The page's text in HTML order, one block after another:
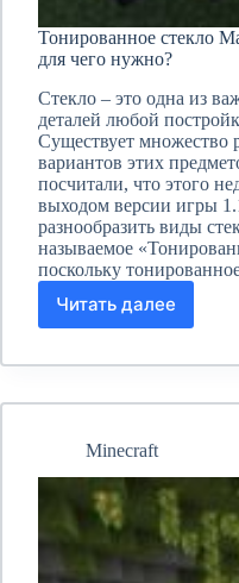
Тонированное стекло
для чего нужно?
Стекло – это одна из
деталей любой
Существует множество
вариантов этих
посчитали, что этого
выходом версии игры
разнообразить виды
называемое
поскольку
Читать далее
Тонированное
Майнкрафт:
сделать,
чего
нужно?
Minecraft